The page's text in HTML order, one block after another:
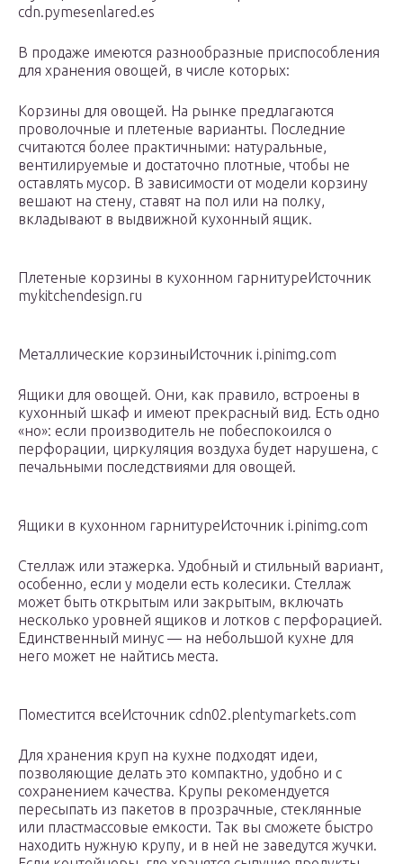
cdn.pymesenlared.es
В продаже имеются разнообразные приспособления
для хранения овощей, в числе которых:
Корзины для овощей. На рынке предлагаются
проволочные и плетеные варианты. Последние
считаются более практичными: натуральные,
вентилируемые и достаточно плотные, чтобы не
оставлять мусор. В зависимости от модели корзину
вешают на стену, ставят на пол или на полку,
вкладывают в выдвижной кухонный ящик.
Плетеные корзины в кухонном гарнитуреИсточник
mykitchendesign.ru
Металлические корзиныИсточник i.pinimg.com
Ящики для овощей. Они, как правило, встроены в
кухонный шкаф и имеют прекрасный вид. Есть одно
«но»: если производитель не побеспокоился о
перфорации, циркуляция воздуха будет нарушена, с
печальными последствиями для овощей.
Ящики в кухонном гарнитуреИсточник i.pinimg.com
Стеллаж или этажерка. Удобный и стильный вариант,
особенно, если у модели есть колесики. Стеллаж
может быть открытым или закрытым, включать
несколько уровней ящиков и лотков с перфорацией.
Единственный минус — на небольшой кухне для
него может не найтись места.
Поместится всеИсточник cdn02.plentymarkets.com
Для хранения круп на кухне подходят идеи,
позволяющие делать это компактно, удобно и с
сохранением качества. Крупы рекомендуется
пересыпать из пакетов в прозрачные, стеклянные
или пластмассовые емкости. Так вы сможете быстро
находить нужную крупу, и в ней не заведутся жучки.